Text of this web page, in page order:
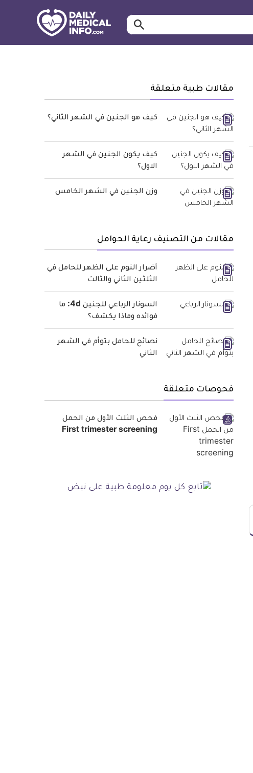
ابحث…
مقالات طبية متعلقة
كيف هو الجنين في الشهر الثاني؟
كيف يكون الجنين في الشهر
الاول؟
وزن الجنين في الشهر الخامس
مقالات من التصنيف رعاية الحوامل
أضرار النوم على الظهر للحامل في
الثلثين الثاني والثالث
السونار الرباعي للجنين 4d: ما
فوائده وماذا يكشف؟
نصائح للحامل بتوأم في الشهر
الثاني
فحوصات متعلقة
فحص الثلث الأول من الحمل
First trimester screening